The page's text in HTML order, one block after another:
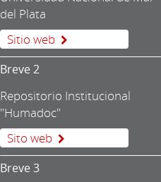
del Plata
Sitio web
Breve 2
Repositorio Institucional
"Humadoc"
Sito web
Breve 3